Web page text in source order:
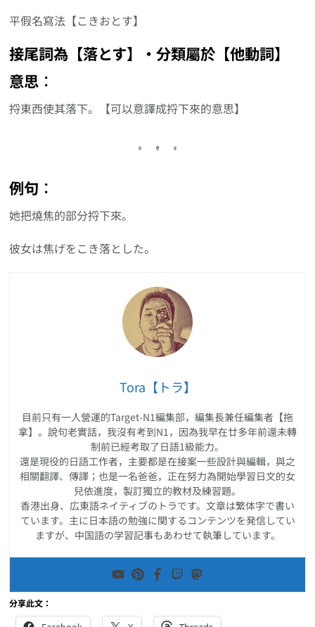
平假名寫法【こきおとす】
接尾詞為【落とす】‧分類屬於【他動詞】
意思︰
捋東西使其落下。【可以意譯成捋下來的意思】
例句︰
她把燒焦的部分捋下來。
彼女は焦げをこき落とした。
Tora【トラ】
目前只有一人營運的Target-N1編集部，編集長兼任編集者【拖
拿】。說句老實話，我沒有考到N1，因為我早在廿多年前還未轉
制前已經考取了日語1級能力。
還是現役的日語工作者，主要都是在接案一些設計與編輯，與之
相關翻譯、傳譯；也是一名爸爸，正在努力為開始學習日文的女
兒依進度，製訂獨立的教材及練習題。
香港出身、広東語ネイティブのトラです。文章は繁体字で書い
ています。主に日本語の勉強に関するコンテンツを発信してい
ますが、中国語の学習記事もあわせて執筆しています。
分享此文：